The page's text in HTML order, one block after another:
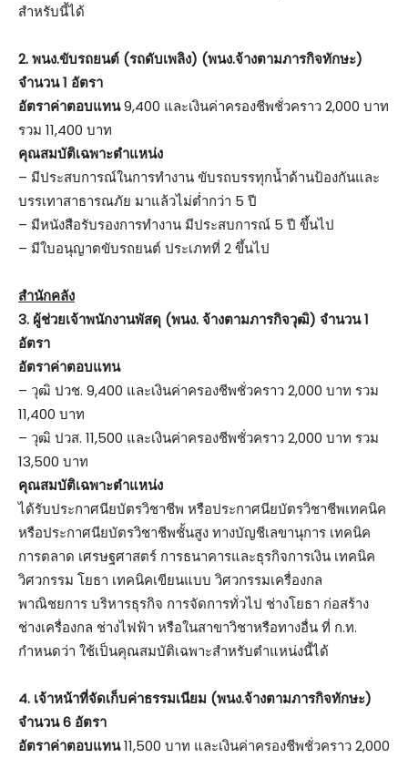
สำหรับนี้ได้
2. พนง.ขับรถยนต์ (รถดับเพลิง) (พนง.จ้างตามภารกิจทักษะ)
จำนวน 1 อัตรา
อัตราค่าตอบแทน9,400 และเงินค่าครองชีพชั่วคราว 2,000 บาท
รวม 11,400 บาท
คุณสมบัติเฉพาะตำแหน่ง
– มีประสบการณ์ในการทำงาน ขับรถบรรทุกน้ำด้านป้องกันและ
บรรเทาสาธารณภัย มาแล้วไม่ต่ำกว่า 5 ปี
– มีหนังสือรับรองการทำงาน มีประสบการณ์ 5 ปี ขึ้นไป
– มีใบอนุญาตขับรถยนต์ ประเภทที่ 2 ขึ้นไป
สำนักคลัง
3. ผู้ช่วยเจ้าพนักงานพัสดุ (พนง. จ้างตามภารกิจวุฒิ) จำนวน 1
อัตรา
อัตราค่าตอบแทน
– วุฒิ ปวช. 9,400 และเงินค่าครองชีพชั่วคราว 2,000 บาท รวม
11,400 บาท
– วุฒิ ปวส. 11,500 และเงินค่าครองชีพชั่วคราว 2,000 บาท รวม
13,500 บาท
คุณสมบัติเฉพาะตำแหน่ง
ได้รับประกาศนียบัตรวิชาชีพ หรือประกาศนียบัตรวิชาชีพเทคนิค
หรือประกาศนียบัตรวิชาชีพชั้นสูง ทางบัญชีเลขานุการ เทคนิค
การตลาด เศรษฐศาสตร์ การธนาคารและธุรกิจการเงิน เทคนิค
วิศวกรรม โยธา เทคนิคเขียนแบบ วิศวกรรมเครื่องกล
พาณิชยการ บริหารธุรกิจ การจัดการทั่วไป ช่างโยธา ก่อสร้าง
ช่างเครื่องกล ช่างไฟฟ้า หรือในสาขาวิชาหรือทางอื่น ที่ ก.ท.
กำหนดว่า ใช้เป็นคุณสมบัติเฉพาะสำหรับตำแหน่งนี้ได้
4. เจ้าหน้าที่จัดเก็บค่าธรรมเนียม (พนง.จ้างตามภารกิจทักษะ)
จำนวน 6 อัตรา
อัตราค่าตอบแทน11,500 บาท และเงินค่าครองชีพชั่วคราว 2,000